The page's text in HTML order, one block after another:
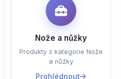
Nože a nůžky
Produkty z kategorie Nože
a nůžky
Prohlédnout